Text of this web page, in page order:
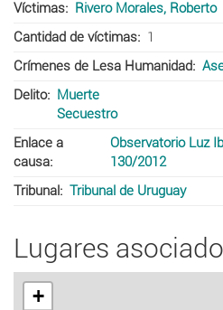
Víctimas
Rivero Morales, Roberto
Cantidad de víctimas
1
Crímenes de Lesa Humanidad
Delito
Muerte
Secuestro
Enlace a
causa
Observatorio Luz
130/2012
Tribunal
Tribunal de Uruguay
Lugares
+